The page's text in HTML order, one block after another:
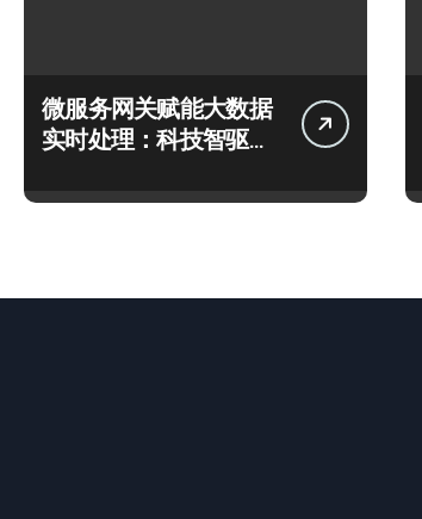
微服务网关赋能大数据
实时处理：科技智驱动